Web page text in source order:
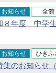
お知らせ 全館
８年度 中学
お知らせ ひきふ
集のお知らせ